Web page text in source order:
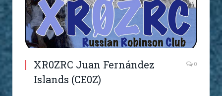
XR0ZRC Juan Fernández
Islands (CE0Z)
0